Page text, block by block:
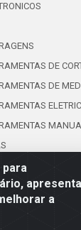
a
DE
DE
de Souza